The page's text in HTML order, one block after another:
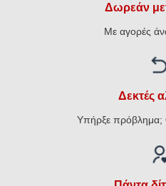
Δωρεάν
Με αγορές
Δεκτές
Υπήρξε πρόβλημα;